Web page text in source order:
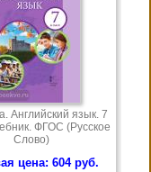
Английский язык. 7
ФГОС (Русское
Слово)
цена: 604 руб.